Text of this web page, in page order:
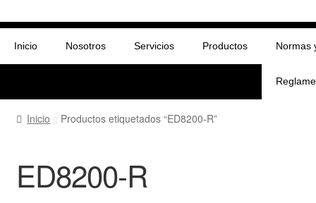
Inicio Nosotros Servicios Productos Normas
Inicio Productos etiquetados “ED8200-R”
ED8200-R